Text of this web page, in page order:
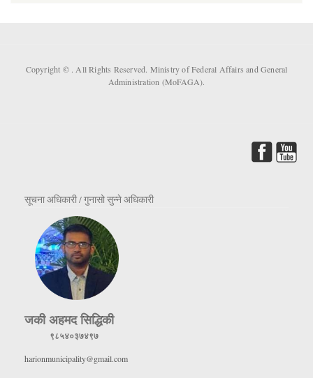
Copyright © . All Rights Reserved. Ministry of Federal Affairs and General
Administration (MoFAGA).
सूचना अधिकारी / गुनासो सुन्ने अधिकारी
जकी अहमद सिद्धिकी
९८५४०३७४९७
harionmunicipality@gmail.com